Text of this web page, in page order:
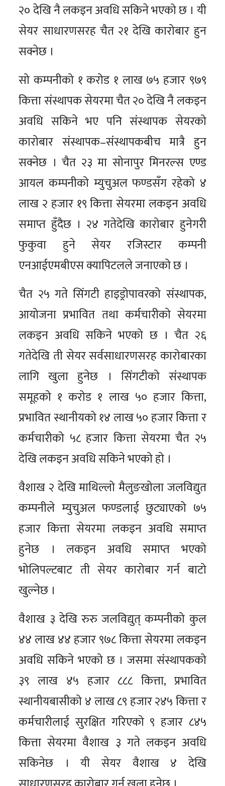
२० देखि नै लकइन अवधि सकिने भएको छ । यी
सेयर साधारणसरह चैत २१ देखि कारोबार हुन
सक्नेछ ।
सो कम्पनीको १ करोड १ लाख ७५ हजार ९७९
कित्ता संस्थापक सेयरमा चैत २० देखि नै लकइन
अवधि सकिने भए पनि संस्थापक सेयरको
कारोबार संस्थापक–संस्थापकबीच मात्रै हुन
सक्नेछ । चैत २३ मा सोनापुर मिनरल्स एण्ड
आयल कम्पनीको म्युचुअल फण्डसँग रहेको ४
लाख २ हजार १९ कित्ता सेयरमा लकइन अवधि
समाप्त हुँदैछ । २४ गतेदेखि कारोबार हुनेगरी
फुकुवा हुने सेयर रजिस्टार कम्पनी
एनआईएमबीएस क्यापिटलले जनाएको छ ।
चैत २५ गते सिंगटी हाइड्रोपावरको संस्थापक,
आयोजना प्रभावित तथा कर्मचारीको सेयरमा
लकइन अवधि सकिने भएको छ । चैत २६
गतेदेखि ती सेयर सर्वसाधारणसरह कारोबारका
लागि खुला हुनेछ । सिंगटीको संस्थापक
समूहको १ करोड १ लाख ५० हजार कित्ता,
प्रभावित स्थानीयको १४ लाख ५० हजार कित्ता र
कर्मचारीको ५८ हजार कित्ता सेयरमा चैत २५
देखि लकइन अवधि सकिने भएको हो ।
वैशाख २ देखि माथिल्लो मैलुङखोला जलविद्युत
कम्पनीले म्युचुअल फण्डलाई छुट्याएको ७५
हजार कित्ता सेयरमा लकइन अवधि समाप्त
हुनेछ । लकइन अवधि समाप्त भएको
भोलिपल्टबाट ती सेयर कारोबार गर्न बाटो
खुल्नेछ ।
वैशाख ३ देखि रुरु जलविद्युत् कम्पनीको कुल
४४ लाख ४४ हजार ९७८ कित्ता सेयरमा लकइन
अवधि सकिने भएको छ । जसमा संस्थापकको
३९ लाख ४५ हजार ८८८ कित्ता, प्रभावित
स्थानीयबासीको ४ लाख ८९ हजार २४५ कित्ता र
कर्मचारीलाई सुरक्षित गरिएको ९ हजार ८४५
कित्ता सेयरमा वैशाख ३ गते लकइन अवधि
सकिनेछ । यी सेयर वैशाख ४ देखि